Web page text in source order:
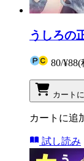
うしろの
80/¥88(
カート
カートに追
試し読み